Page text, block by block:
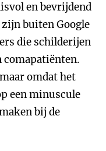
en bevrijdend
buiten Google
die schilderijen
comapatiënten.
omdat het
een minuscule
bij de